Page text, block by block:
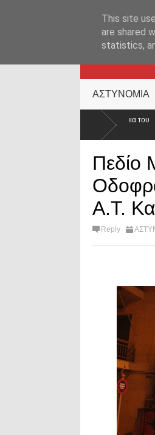
ΑΣΤΥΝΟΜΙΑ
Αντιπρόεδρος ΠΟΑΣΥ: «Οι
Πεδίο
Α.Τ.
Reply
This site
are shared
statistics,